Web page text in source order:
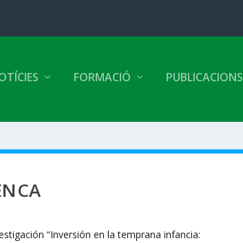
FORMACIÓ PUBLICACIONS
“Inversión en la temprana infancia: